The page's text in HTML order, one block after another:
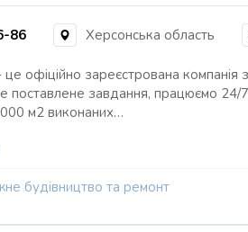
86 Херсонська область
зареєстрована компанія з
поставлене завдання, працюємо
м2 виконаних…
будівництво та ремонт